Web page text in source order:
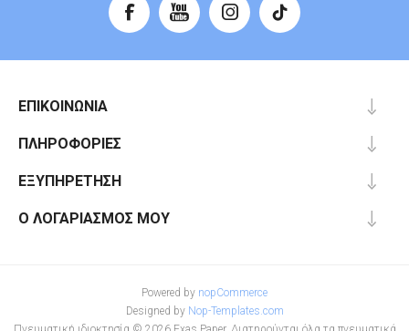
ΕΠΙΚΟΙΝΩΝΊΑ
ΠΛΗΡΟΦΟΡΊΕΣ
ΕΞΥΠΗΡΈΤΗΣΗ
Ο ΛΟΓΑΡΙΑΣΜΌΣ ΜΟΥ
Powered by nopCommerce
Designed by Nop-Templates.com